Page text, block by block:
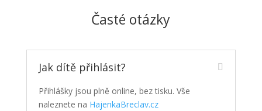
Časté otázky
Jak dítě přihlásit?
Přihlášky jsou plně online, bez tisku. Vše
naleznete na HajenkaBreclav.cz